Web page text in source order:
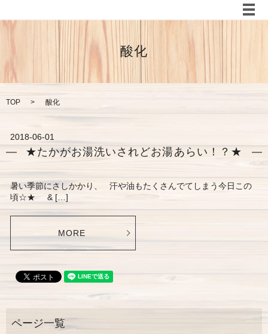
メ
酸化
TOP 酸化
2018-06-01
★たかがお湯洗いされどお湯あらい！？★
暑い季節にさしかかり、 汗や油もたくさんでてしまう今日この
頃☆★ & […]
MORE